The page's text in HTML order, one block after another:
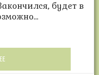
будет в